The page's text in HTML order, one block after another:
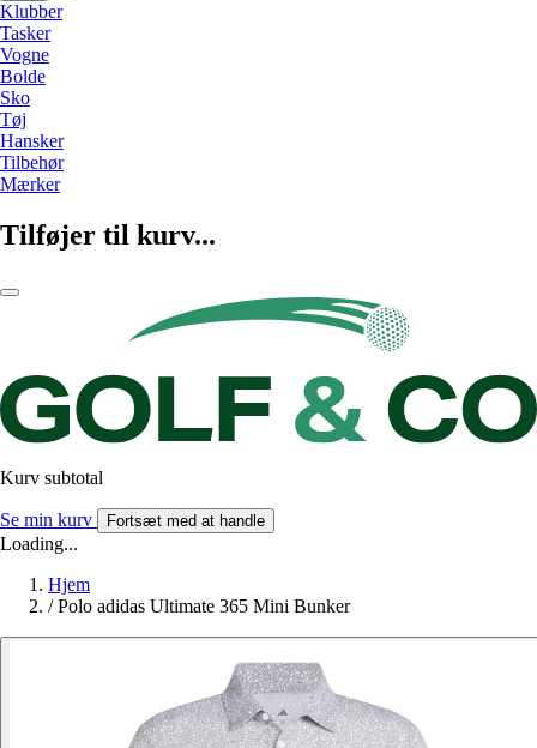
Klubber
Tasker
Vogne
Bolde
Sko
Tøj
Hansker
Tilbehør
Mærker
Tilføjer til kurv...
Kurv subtotal
Se min kurv Fortsæt med at handle
Loading...
Hjem
/ Polo adidas Ultimate 365 Mini Bunker